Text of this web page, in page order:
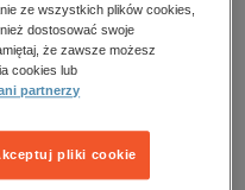
Filtrowanie
ze wszystkich plików cookies,
dostosować swoje
że zawsze możesz
cookies lub
partnerzy
pliki cookie